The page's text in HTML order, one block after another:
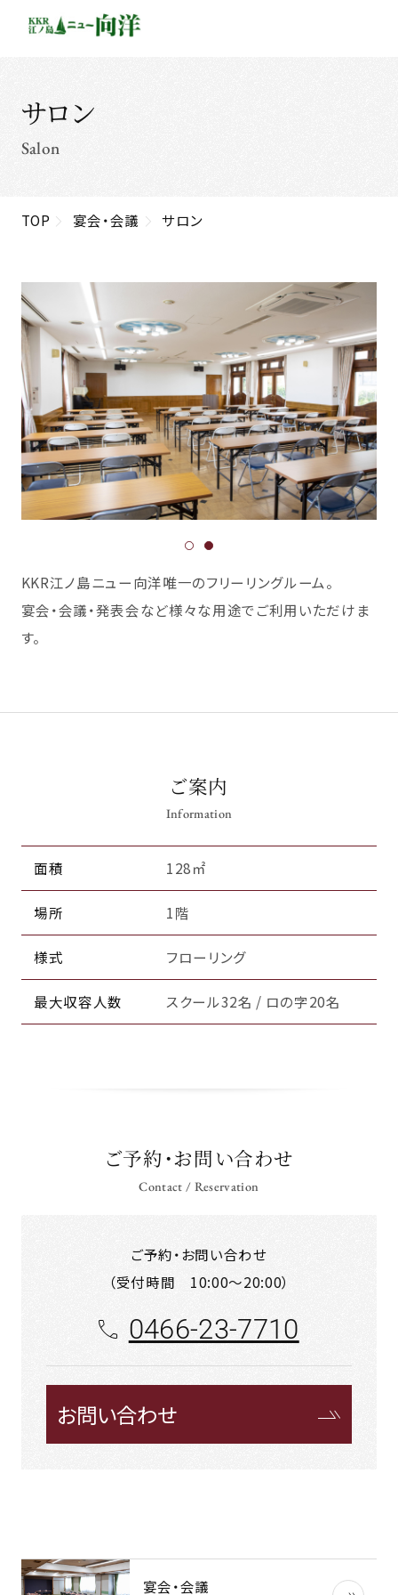
サロン
Salon
TOP 宴会・会議 サロン
KKR江ノ島ニュー向洋唯一のフリーリングルーム。
宴会・会議・発表会など様々な用途でご利用いただけま
す。
ご案内
Information
面積 128㎡
場所 1階
様式 フローリング
最大収容人数 スクール32名 / ロの字20名
ご予約・お問い合わせ
Contact / Reservation
ご予約・お問い合わせ
（受付時間 10:00〜20:00）
0466-23-7710
お問い合わせ
宴会・会議